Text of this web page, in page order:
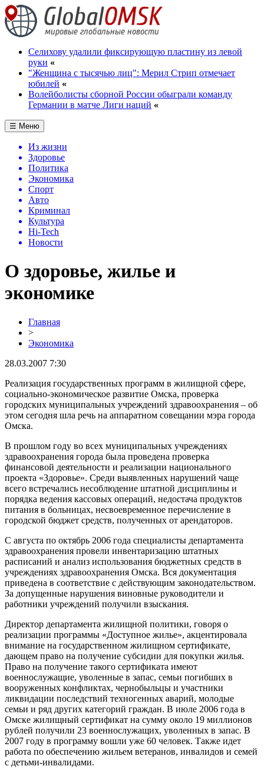
Селихову удалили фиксирующую пластину из левой
руки «
"Женщина с тысячью лиц": Мерил Стрип отмечает
юбилей «
Волейболисты сборной России обыграли команду
Германии в матче Лиги наций «
☰ Меню
Из жизни
Здоровье
Политика
Экономика
Спорт
Авто
Криминал
Культура
Hi-Tech
Новости
О здоровье, жилье и
экономике
Главная
>
Экономика
28.03.2007 7:30
Реализация государственных программ в жилищной сфере,
социально-экономическое развитие Омска, проверка
городских муниципальных учреждений здравоохранения – об
этом сегодня шла речь на аппаратном совещании мэра города
Омска.
В прошлом году во всех муниципальных учреждениях
здравоохранения города была проведена проверка
финансовой деятельности и реализации национального
проекта «Здоровье». Среди выявленных нарушений чаще
всего встречались несоблюдение штатной дисциплины и
порядка ведения кассовых операций, недостача продуктов
питания в больницах, несвоевременное перечисление в
городской бюджет средств, полученных от арендаторов.
С августа по октябрь 2006 года специалисты департамента
здравоохранения провели инвентаризацию штатных
расписаний и анализ использования бюджетных средств в
учреждениях здравоохранения Омска. Вся документация
приведена в соответствие с действующим законодательством.
За допущенные нарушения виновные руководители и
работники учреждений получили взыскания.
Директор департамента жилищной политики, говоря о
реализации программы «Доступное жилье», акцентировала
внимание на государственном жилищном сертификате,
дающем право на получение субсидии для покупки жилья.
Право на получение такого сертификата имеют
военнослужащие, уволенные в запас, семьи погибших в
вооруженных конфликтах, чернобыльцы и участники
ликвидации последствий техногенных аварий, молодые
семьи и ряд других категорий граждан. В июле 2006 года в
Омске жилищный сертификат на сумму около 19 миллионов
рублей получили 23 военнослужащих, уволенных в запас. В
2007 году в программу вошли уже 60 человек. Также идет
работа по обеспечению жильем ветеранов, инвалидов и семей
с детьми-инвалидами.